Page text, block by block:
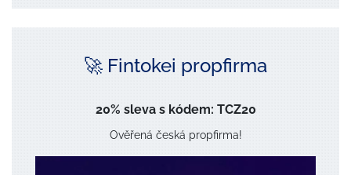
🚀 Fintokei propfirma
20% sleva s kódem: TCZ20
Ověřená česká propfirma!